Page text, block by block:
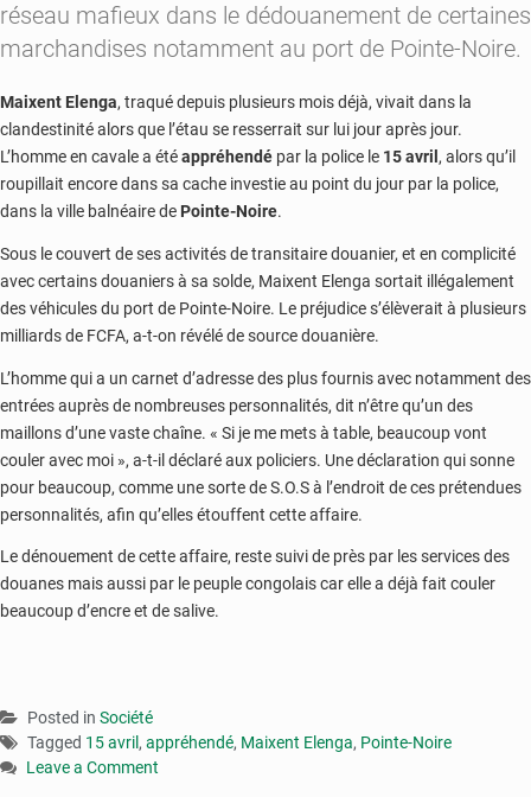
réseau mafieux dans le dédouanement de certaines
marchandises notamment au port de Pointe-Noire.
Maixent Elenga, traqué depuis plusieurs mois déjà, vivait dans la
clandestinité alors que l’étau se resserrait sur lui jour après jour.
L’homme en cavale a étéappréhendé par la police le 15 avril , alors qu’il
roupillait encore dans sa cache investie au point du jour par la police,
dans la ville balnéaire de Pointe-Noire.
Sous le couvert de ses activités de transitaire douanier, et en complicité
avec certains douaniers à sa solde, Maixent Elenga sortait illégalement
des véhicules du port de Pointe-Noire. Le préjudice s’élèverait à plusieurs
milliards de FCFA, a-t-on révélé de source douanière.
L’homme qui a un carnet d’adresse des plus fournis avec notamment des
entrées auprès de nombreuses personnalités, dit n’être qu’un des
maillons d’une vaste chaîne. « Si je me mets à table, beaucoup vont
couler avec moi », a-t-il déclaré aux policiers. Une déclaration qui sonne
pour beaucoup, comme une sorte de S.O.S à l’endroit de ces prétendues
personnalités, afin qu’elles étouffent cette affaire.
Le dénouement de cette affaire, reste suivi de près par les services des
douanes mais aussi par le peuple congolais car elle a déjà fait couler
beaucoup d’encre et de salive.
Posted in Société
Tagged 15 avril, appréhendé, Maixent Elenga, Pointe-Noire
Leave a Comment